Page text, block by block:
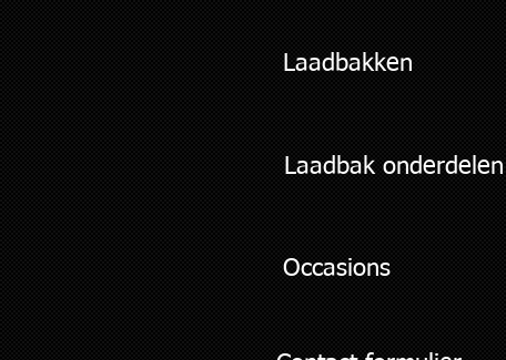
Laadbakken
Laadbak onderdelen
Occasions